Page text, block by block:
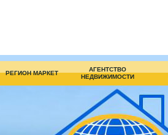
РЕГИОН МАРКЕТ
АГЕНТСТВО
НЕДВИЖИМОСТИ